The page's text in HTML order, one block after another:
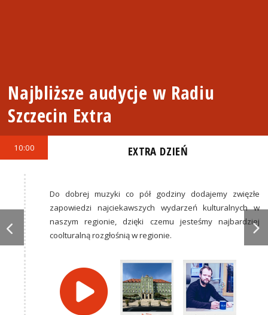
Najbliższe audycje w Radiu
Szczecin Extra
10:00 EXTRA DZIEŃ
Do dobrej muzyki co pół godziny dodajemy zwięzłe
zapowiedzi najciekawszych wydarzeń kulturalnych w
naszym regionie, dzięki czemu jesteśmy najbardziej
coolturalną rozgłośnią w regionie.